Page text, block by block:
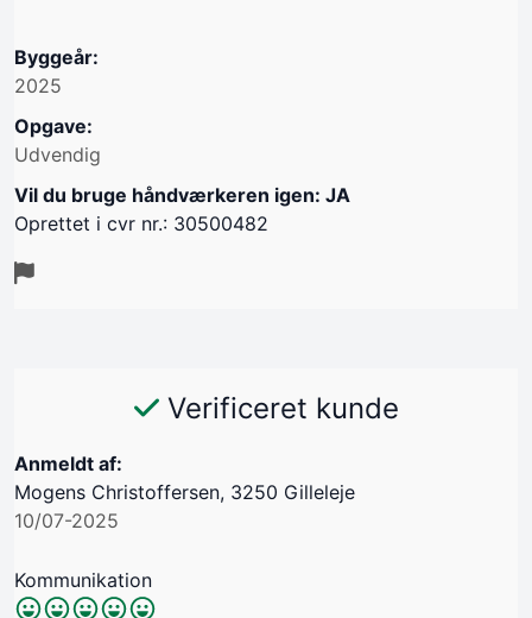
Byggeår:
2025
Opgave:
Udvendig
Vil du bruge håndværkeren igen: JA
Oprettet i cvr nr.: 30500482
Verificeret kunde
Anmeldt af:
Mogens Christoffersen, 3250 Gilleleje
10/07-2025
Kommunikation